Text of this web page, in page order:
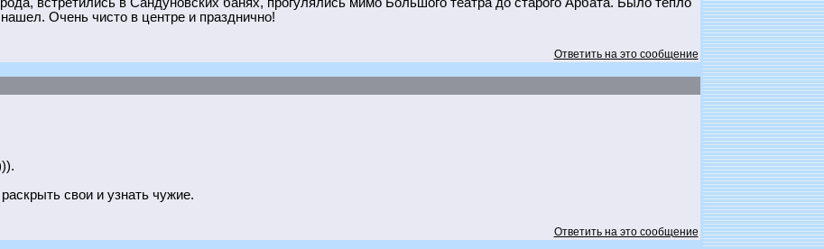
Очень чисто в центре и празднично!
Ответить на это сообщение
свои и узнать чужие.
Ответить на это сообщение